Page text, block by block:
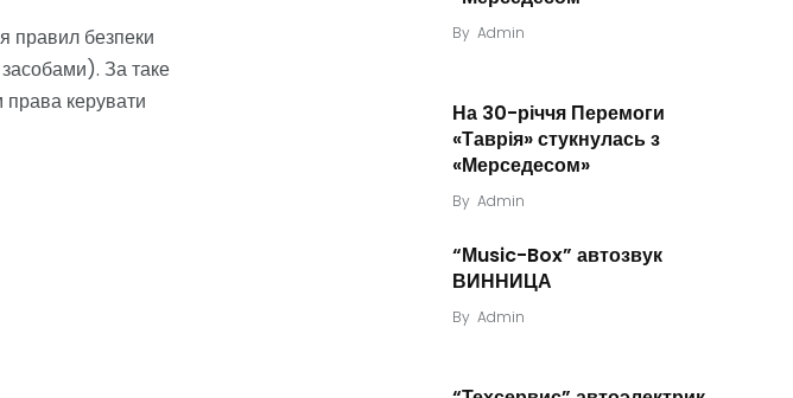
правил безпеки
За таке
керувати
By Admin
На 30-річчя Перемоги
«Таврія» стукнулась з
«Мерседесом»
By Admin
“Мusic-Box” автозвук
ВИННИЦА
By Admin